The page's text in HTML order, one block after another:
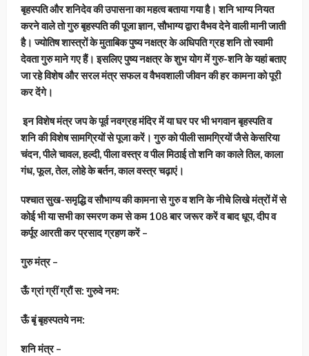
बृहस्पति और शनिदेव की उपासना का महत्व बताया गया है। शनि भाग्य नियत
करने वाले तो गुरु बृहस्पति की पूजा ज्ञान, सौभाग्य द्वारा वैभव देने वाली मानी जाती
है। ज्योतिष शास्त्रों के मुताबिक पुष्य नक्षत्र के अधिपति ग्रह शनि तो स्वामी
देवता गुरु माने गए हैं। इसलिए पुष्य नक्षत्र के शुभ योग में गुरु-शनि के यहां बताए
जा रहे विशेष और सरल मंत्र सफल व वैभवशाली जीवन की हर कामना को पूरी
कर देंगे।
इन विशेष मंत्र जप के पूर्व नवग्रह मंदिर में या घर पर भी भगवान बृहस्पति व
शनि की विशेष सामग्रियों से पूजा करें। गुरु को पीली सामग्रियों जैसे केसरिया
चंदन, पीले चावल, हल्दी, पीला वस्त्र व पील मिठाई तो शनि का काले तिल, काला
गंध, फूल, तेल, लोहे के बर्तन, काल वस्त्र चढ़ाएं।
पश्चात सुख-समृद्धि व सौभाग्य की कामना से गुरु व शनि के नीचे लिखे मंत्रों में से
कोई भी या सभी का स्मरण कम से कम 108 बार जरूर करें व बाद धूप, दीप व
कर्पूर आरती कर प्रसाद ग्रहण करें –
गुरु मंत्र –
ऊँ ग्रां ग्रीं ग्रौं स: गुरुवे नम:
ऊँ बृं बृहस्पतये नम:
शनि मंत्र –